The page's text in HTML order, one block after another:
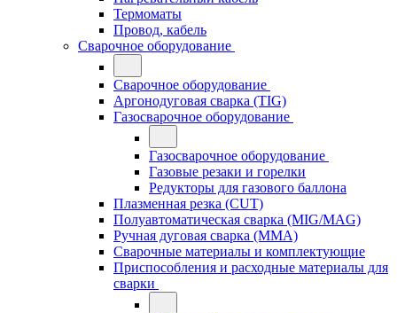
Термоматы
Провод, кабель
Сварочное оборудование
Сварочное оборудование
Аргонодуговая сварка (TIG)
Газосварочное оборудование
Газосварочное оборудование
Газовые резаки и горелки
Редукторы для газового баллона
Плазменная резка (CUT)
Полуавтоматическая сварка (MIG/MAG)
Ручная дуговая сварка (MMA)
Сварочные материалы и комплектующие
Приспособления и расходные материалы для
сварки